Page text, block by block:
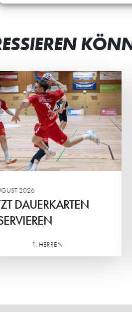
2026
DAUERKARTEN
1. HERREN
DEN TEAMGEIST
GESTÄRKT
Die männliche C2 der HG
verbrachte ein actionreiches
Wochenende in der Südpfalz.